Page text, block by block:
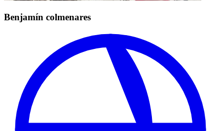
Benjamín colmenares